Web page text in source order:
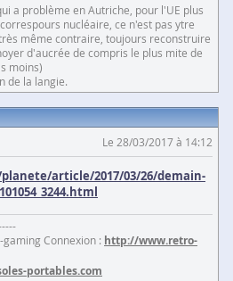
a problème en Autriche, pour l'UE plus
nucléaire, ce n'est pas ytre
même contraire, toujours reconstruire
d'aucrée de compris le plus mite de
moins)
de la langie.
Le 28/03/2017 à 14:12
article/2017/03/26/demain-
Connexion : http://www.retro-
portables.com